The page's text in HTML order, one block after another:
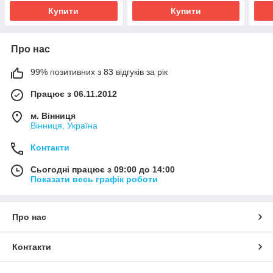
Купити Купити
Про нас
99% позитивних з 83 відгуків за рік
Працює з 06.11.2012
м. Вінниця
Вінниця, Україна
Контакти
Сьогодні працює з 09:00 до 14:00
Показати весь графік роботи
Про нас
Контакти